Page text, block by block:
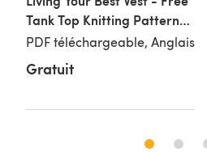
Tank Top Knitting Pattern
for Women in Paintbox
Yarns Wool Blend Super
Chunky
PDF téléchargeable, Anglais
Gratuit